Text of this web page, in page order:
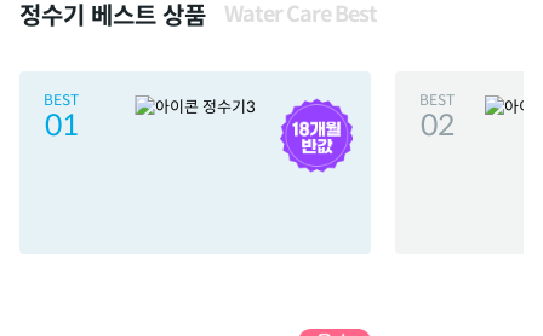
정수기 베스트 상품
Water Care Best
BEST
01
BEST
02